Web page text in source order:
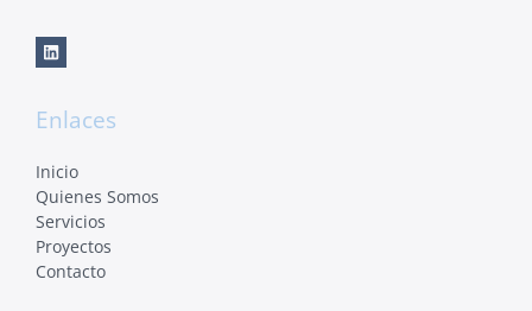
Enlaces
Inicio
Quienes Somos
Servicios
Proyectos
Contacto